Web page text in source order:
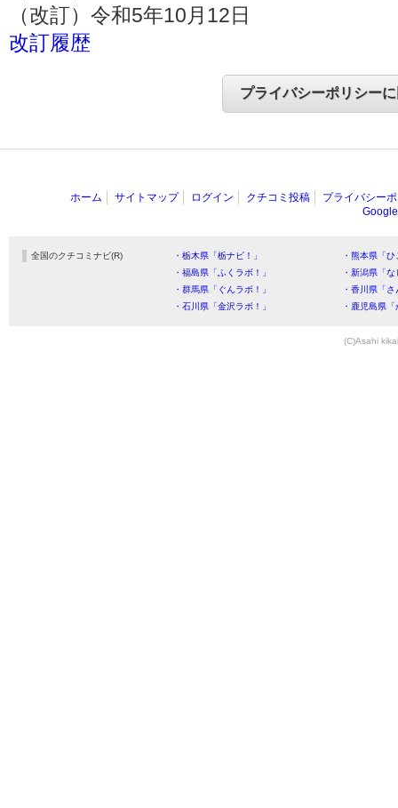
（改訂）令和5年10月12日
改訂履歴
ホーム サイトマップ ログイン クチコミ投稿
プライバシー
全国のクチコミナビ(R) ・栃木県「栃ナビ！」
・熊本県「
・福島県「ふくラボ！」
・新潟県「
・群馬県「ぐんラボ！」
・香川県「
・石川県「金沢ラボ！」
・鹿児島県
(C)Asahi